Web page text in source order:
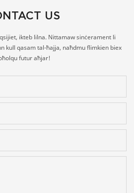
US
ikteb lilna. Nittamaw sinċerament li
kull qasam tal-ħajja, naħdmu flimkien biex
futur aħjar!